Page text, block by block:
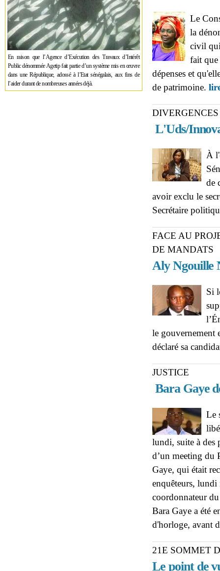
En raison que l’Agence d’Exécution des Travaux d’Intérêt
Public dénommée Agetip fait partie d’un système mis en œuvre
dans une République, adossé à l’Etat sénégalais, aux fins de
l’aider durant de nombreuses années déjà.
Le
la
civil
fait que
dépenses et
de patrimoine.
DIVERGENCES
L'Uds/
À
de
avoir exclu le
Secrétaire
FACE AU
DE MANDATS
Aly Ngouille
Si
le gouvernement
déclaré sa
JUSTICE
Bara Gaye
Le
lundi, suite à des
d’un meeting du
Gaye, qui était
enquêteurs, lundi
coordonnateur
Bara Gaye a été
d'horloge, avant
21E SOMMET
Le point de